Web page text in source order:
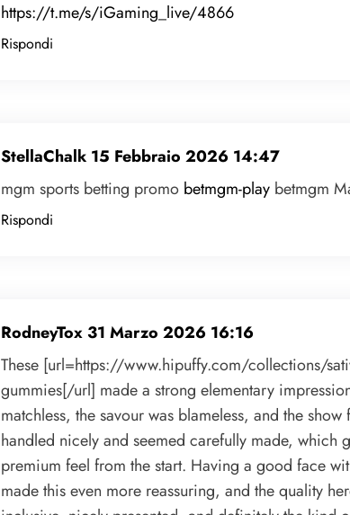
https://t.me/s/iGaming_live/4866
Rispondi
StellaChalk 15 Febbraio 2026 14:47
mgm sports betting promo betmgm-play betmgm
Rispondi
RodneyTox 31 Marzo 2026 16:16
These [url=https://www.hipuffy.com/collections/
gummies[/url] made a strong elementary
matchless, the savour was blameless, and the
handled nicely and seemed carefully made, which
premium feel from the start. Having a good face
made this even more reassuring, and the quality